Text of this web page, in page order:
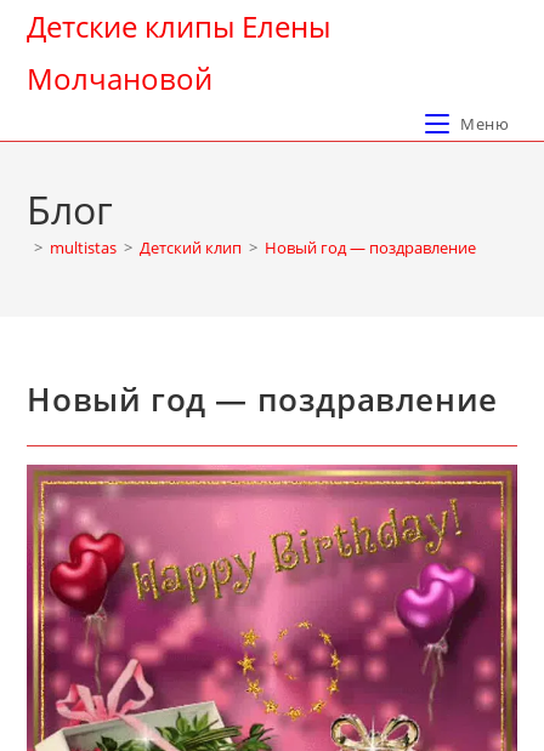
Перейти
содержимому
Детские клипы Елены
Молчановой
Меню
Блог
> multistas > Детский клип > Новый год — поздравление
Новый год — поздравление